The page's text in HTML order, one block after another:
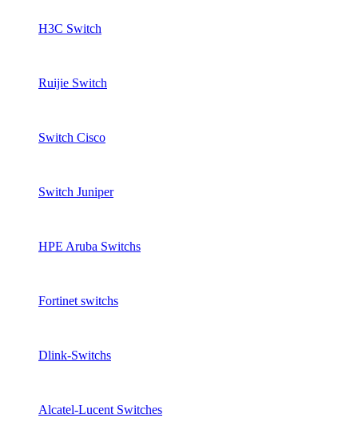
H3C Switch
Ruijie Switch
Switch Cisco
Switch Juniper
HPE Aruba Switchs
Fortinet switchs
Dlink-Switchs
Alcatel-Lucent Switches